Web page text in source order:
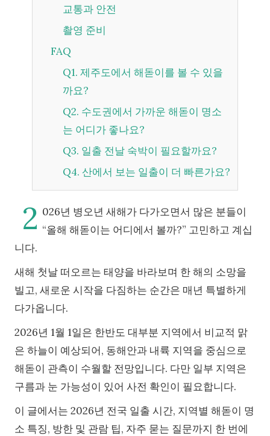
교통과 안전
촬영 준비
FAQ
Q1. 제주도에서 해돋이를 볼 수 있을
까요?
Q2. 수도권에서 가까운 해돋이 명소
는 어디가 좋나요?
Q3. 일출 전날 숙박이 필요할까요?
Q4. 산에서 보는 일출이 더 빠른가요?
2 026년 병오년 새해가 다가오면서 많은 분들이
“올해 해돋이는 어디에서 볼까?” 고민하고 계십
니다.
새해 첫날 떠오르는 태양을 바라보며 한 해의 소망을
빌고, 새로운 시작을 다짐하는 순간은 매년 특별하게
다가옵니다.
2026년 1월 1일은 한반도 대부분 지역에서 비교적 맑
은 하늘이 예상되어, 동해안과 내륙 지역을 중심으로
해돋이 관측이 수월할 전망입니다. 다만 일부 지역은
구름과 눈 가능성이 있어 사전 확인이 필요합니다.
이 글에서는 2026년 전국 일출 시간, 지역별 해돋이 명
소 특징, 방한 및 관람 팁, 자주 묻는 질문까지 한 번에